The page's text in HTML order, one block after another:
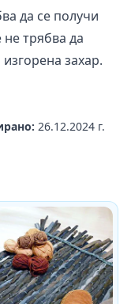
да се получи
трябва да
захар.
26.12.2024 г.